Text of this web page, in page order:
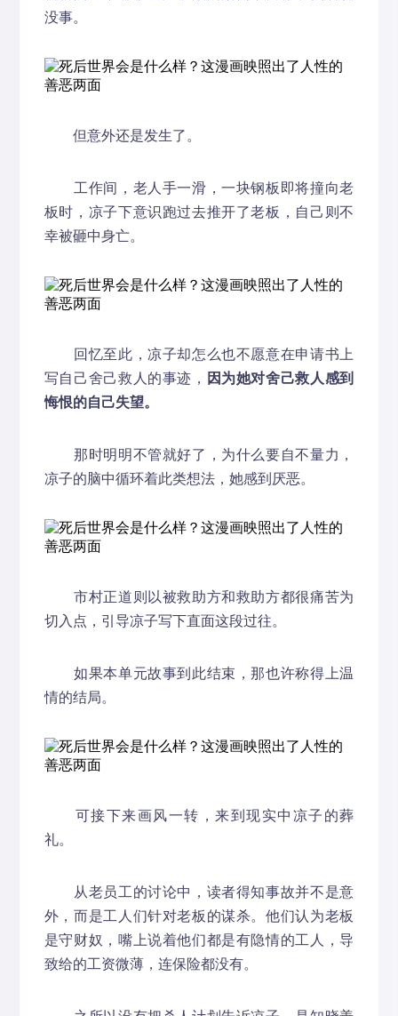
没事。
但意外还是发生了。
工作间，老人手一滑，一块钢板即将撞向老
板时，凉子下意识跑过去推开了老板，自己则不
幸被砸中身亡。
回忆至此，凉子却怎么也不愿意在申请书上
写自己舍己救人的事迹，
因为她对舍己救人感到
悔恨的自己失望。
那时明明不管就好了，为什么要自不量力，
凉子的脑中循环着此类想法，她感到厌恶。
市村正道则以被救助方和救助方都很痛苦为
切入点，引导凉子写下直面这段过往。
如果本单元故事到此结束，那也许称得上温
情的结局。
可接下来画风一转，来到现实中凉子的葬
礼。
从老员工的讨论中，读者得知事故并不是意
外，而是工人们针对老板的谋杀。他们认为老板
是守财奴，嘴上说着他们都是有隐情的工人，导
致给的工资微薄，连保险都没有。